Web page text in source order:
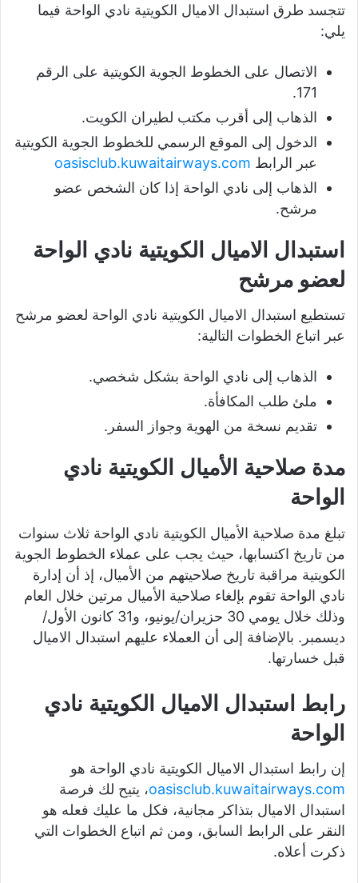
تتجسد طرق استبدال الاميال الكويتية نادي الواحة فيما
يلي:
الاتصال على الخطوط الجوية الكويتية على الرقم
171.
الذهاب إلى أقرب مكتب لطيران الكويت.
الدخول إلى الموقع الرسمي للخطوط الجوية الكويتية
عبر الرابط oasisclub.kuwaitairways.com
الذهاب إلى نادي الواحة إذا كان الشخص عضو
مرشح.
استبدال الاميال الكويتية نادي الواحة
لعضو مرشح
تستطيع استبدال الاميال الكويتية نادي الواحة لعضو مرشح
عبر اتباع الخطوات التالية:
الذهاب إلى نادي الواحة بشكل شخصي.
ملئ طلب المكافأة.
تقديم نسخة من الهوية وجواز السفر.
مدة صلاحية الأميال الكويتية نادي
الواحة
تبلغ مدة صلاحية الأميال الكويتية نادي الواحة ثلاث سنوات
من تاريخ اكتسابها، حيث يجب على عملاء الخطوط الجوية
الكويتية مراقبة تاريخ صلاحيتهم من الأميال، إذ أن إدارة
نادي الواحة تقوم بإلغاء صلاحية الأميال مرتين خلال العام
وذلك خلال يومي 30 حزيران/يونيو، و31 كانون الأول/
ديسمبر. بالإضافة إلى أن العملاء عليهم استبدال الاميال
قبل خسارتها.
رابط استبدال الاميال الكويتية نادي
الواحة
إن رابط استبدال الاميال الكويتية نادي الواحة هو
oasisclub.kuwaitairways.com، يتيح لك فرصة
استبدال الاميال بتذاكر مجانية، فكل ما عليك فعله هو
النقر على الرابط السابق، ومن ثم اتباع الخطوات التي
ذكرت أعلاه.